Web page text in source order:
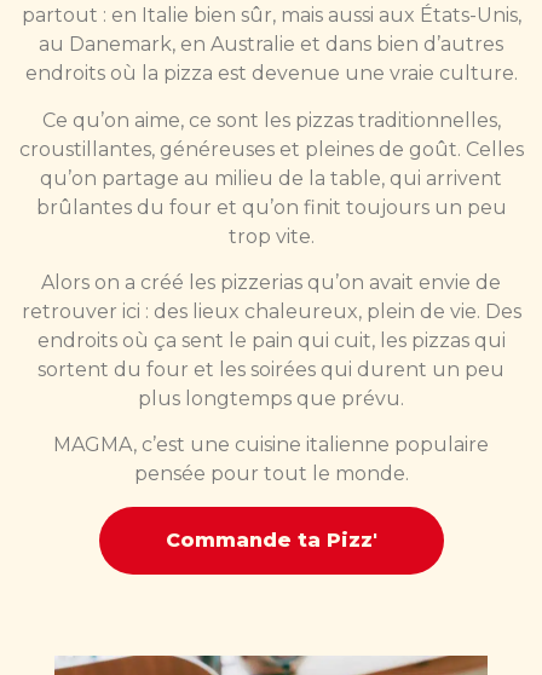
partout : en Italie bien sûr, mais aussi aux États-Unis,
au Danemark, en Australie et dans bien d’autres
endroits où la pizza est devenue une vraie culture.
Ce qu’on aime, ce sont les pizzas traditionnelles,
croustillantes, généreuses et pleines de goût. Celles
qu’on partage au milieu de la table, qui arrivent
brûlantes du four et qu’on finit toujours un peu
trop vite.
Alors on a créé les pizzerias qu’on avait envie de
retrouver ici : des lieux chaleureux, plein de vie. Des
endroits où ça sent le pain qui cuit, les pizzas qui
sortent du four et les soirées qui durent un peu
plus longtemps que prévu.
MAGMA, c’est une cuisine italienne populaire
pensée pour tout le monde.
Commande ta Pizz'